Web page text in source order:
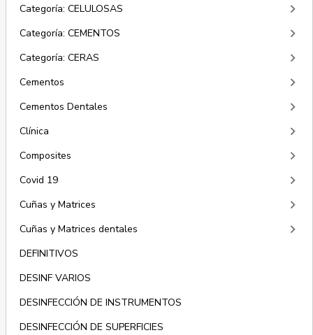
Categoría: CELULOSAS keyboard_arrow_right
Categoría: CEMENTOS keyboard_arrow_right
Categoría: CERAS keyboard_arrow_right
Cementos keyboard_arrow_right
Cementos Dentales keyboard_arrow_right
Clínica keyboard_arrow_right
Composites keyboard_arrow_right
Covid 19 keyboard_arrow_right
Cuñas y Matrices keyboard_arrow_right
Cuñas y Matrices dentales keyboard_arrow_right
DEFINITIVOS
DESINF VARIOS
DESINFECCIÓN DE INSTRUMENTOS
DESINFECCIÓN DE SUPERFICIES